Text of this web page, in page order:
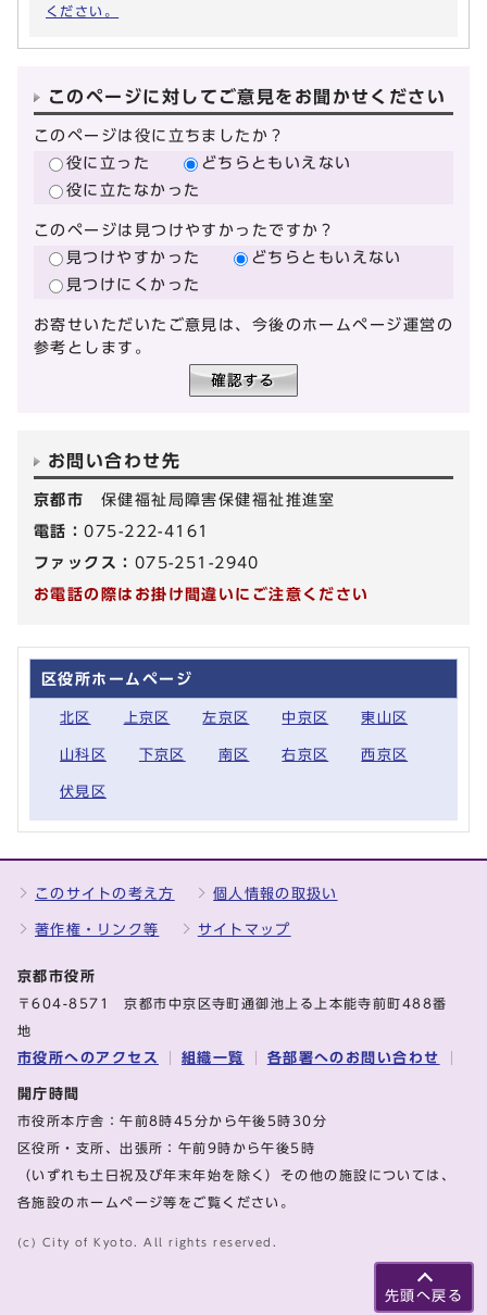
ください。
このページに対してご意見をお聞かせください
このページは役に立ちましたか？
役に立った
どちらともいえない
役に立たなかった
このページは見つけやすかったですか？
見つけやすかった
どちらともいえない
見つけにくかった
お寄せいただいたご意見は、今後のホームページ運営の
参考とします。
お問い合わせ先
京都市 保健福祉局障害保健福祉推進室
電話：075-222-4161
ファックス： 075-251-2940
お電話の際はお掛け間違いにご注意ください
区役所ホームページ
北区 上京区 左京区 中京区 東山区
山科区 下京区 南区 右京区 西京区
伏見区
先頭へ戻る
このサイトの考え方 個人情報の取扱い
著作権・リンク等 サイトマップ
京都市役所
〒604-8571 京都市中京区寺町通御池上る上本能寺前町488番
地
市役所へのアクセス 組織一覧 各部署へのお問い合わせ
開庁時間
市役所本庁舎：午前8時45分から午後5時30分
区役所・支所、出張所：午前9時から午後5時
（いずれも土日祝及び年末年始を除く）その他の施設については、
各施設のホームページ等をご覧ください。
(c) City of Kyoto. All rights reserved.